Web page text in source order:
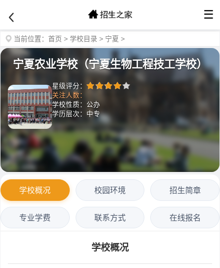
☰
当前位置： 首页 > 学校目录 > 宁夏 >
宁夏农业学校（宁夏生物工程技工学校）
星级评分：
关注人数：
学校性质：公办
学历层次：中专
学校概况 校园环境 招生简章
专业学费 联系方式 在线报名
学校概况